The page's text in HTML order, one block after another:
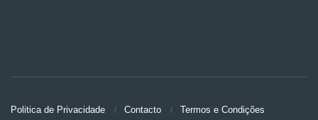
Politica de Privacidade Contacto Termos e Condições